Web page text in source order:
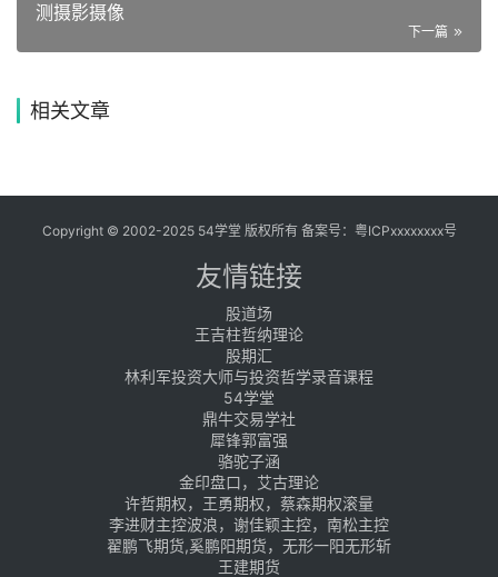
测摄影摄像
下一篇
相关文章
Copyright © 2002-2025 54学堂 版权所有 备案号： 粤ICPxxxxxxxx号
友情链接
股道场
王吉柱哲纳理论
股期汇
林利军投资大师与投资哲学录音课程
54学堂
鼎牛交易学社
犀锋郭富强
骆驼子涵
金印盘口，艾古理论
许哲期权，王勇期权，蔡森期权滚量
李进财主控波浪，谢佳颖主控，南松主控
翟鹏飞期货,奚鹏阳期货，无形一阳无形斩
王建期货